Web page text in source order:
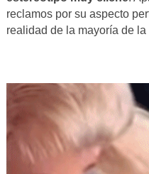
reclamos por su aspecto
realidad de la mayoría de